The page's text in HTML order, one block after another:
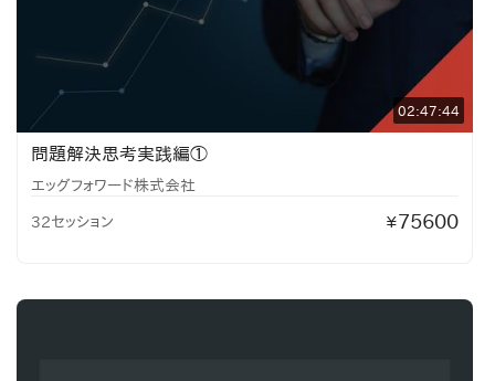
02:47:44
問題解決思考実践編①
エッグフォワード株式会社
32セッション ¥75600